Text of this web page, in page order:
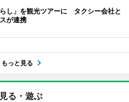
らし」を観光ツアーに タクシー会社と
が連携
もっと見る
見る・遊ぶ